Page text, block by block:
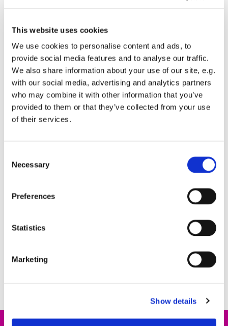
This website uses cookies
We use cookies to personalise content and ads, to
provide social media features and to analyse our traffic.
We also share information about your use of our site, e.g.
with our social media, advertising and analytics partners
who may combine it with other information that you’ve
provided to them or that they’ve collected from your use
of their services.
Selection
Necessary
Preferences
Statistics
Marketing
Show details
interessieren